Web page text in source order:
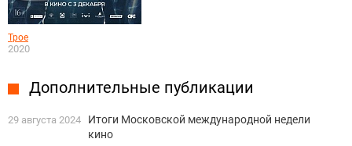
Трое
2020
Дополнительные публикации
29 августа 2024
Итоги Московской международной недели
кино